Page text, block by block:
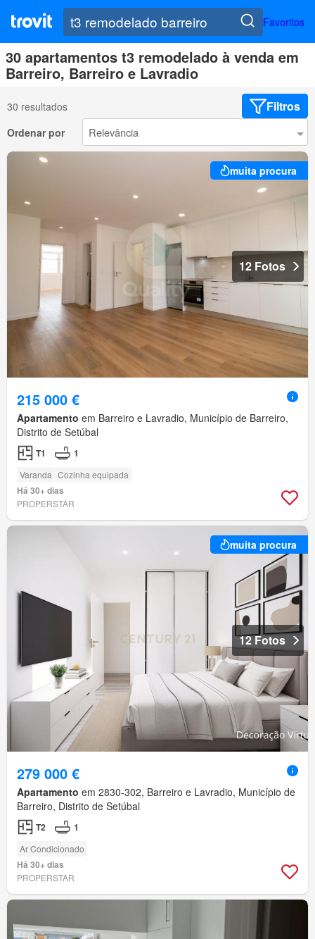
Favoritos
30 apartamentos t3 remodelado à venda em
Barreiro, Barreiro e Lavradio
30 resultados Filtros
Ordenar por
muita procura
12 Fotos
215 000 €
Apartamento em Barreiro e Lavradio, Município de Barreiro,
Distrito de Setúbal
T1 1
Varanda Cozinha equipada
Há 30+ dias
PROPERSTAR
muita procura
12 Fotos
279 000 €
Apartamento em 2830-302, Barreiro e Lavradio, Município de
Barreiro, Distrito de Setúbal
T2 1
Ar Condicionado
Há 30+ dias
PROPERSTAR